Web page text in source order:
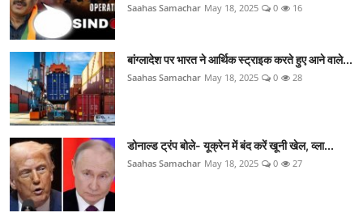
Saahas Samachar May 18, 2025 0 16
बांग्लादेश पर भारत ने आर्थिक स्ट्राइक करते हुए आने वाले...
Saahas Samachar May 18, 2025 0 28
डोनाल्ड ट्रंप बोले- यूक्रेन में बंद करें खूनी खेल, व्ला...
Saahas Samachar May 18, 2025 0 27